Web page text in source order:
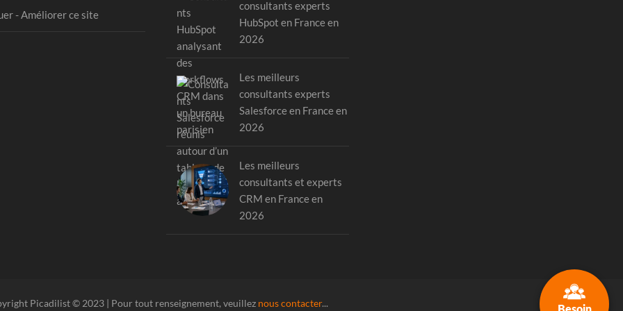
- Améliorer ce site
consultants experts
HubSpot en France en
2026
Les meilleurs
consultants experts
Salesforce en France en
2026
Les meilleurs
consultants et experts
CRM en France en
2026
Picadilist © 2023 | Pour tout renseignement, veuillez nous contacter...